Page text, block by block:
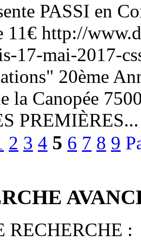
PASSI en
11€ http://
17-mai-2017-
20ème
la Canopée
PREMIÈRES...
2 3 4 5 6 7 8 9
RECHERCHE :